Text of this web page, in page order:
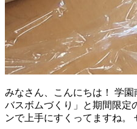
みなさん、こんにちは！ 学
バスボムづくり」と期間限定
ンで上手にすくってますね